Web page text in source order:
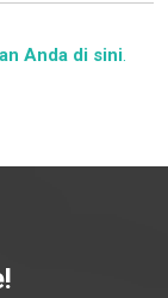
Anda di sini.